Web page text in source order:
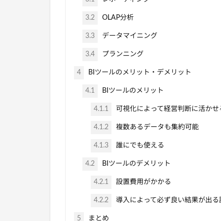
3.2 OLAP分析
3.3 データマイニング
3.4 プランニング
4 BIツールのメリット・デメリット
4.1 BIツールのメリット
4.1.1 可視化によって経営判断に活かせ
4.1.2 複数あるデータも集約可能
4.1.3 誰にでも使える
4.2 BIツールのデメリット
4.2.1 設置費用がかかる
4.2.2 導入によって必ず良い結果が出る
5 まとめ